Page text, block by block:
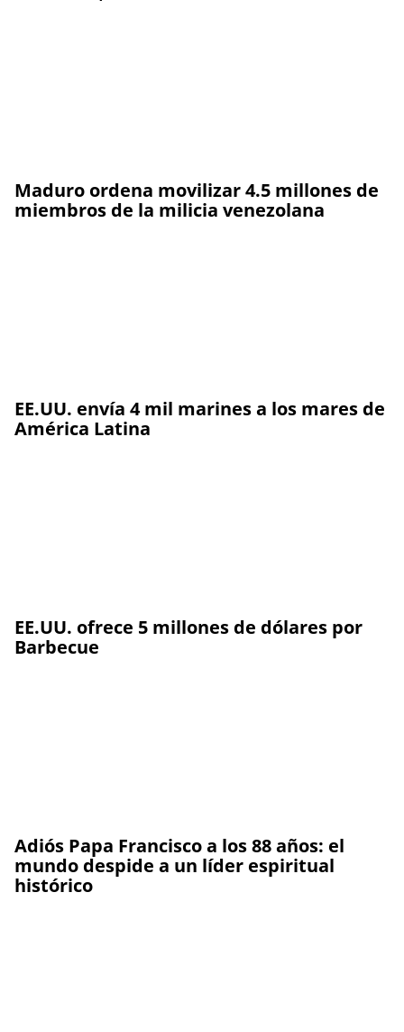
Maduro ordena movilizar 4.5 millones de
miembros de la milicia venezolana
EE.UU. envía 4 mil marines a los mares de
América Latina
EE.UU. ofrece 5 millones de dólares por
Barbecue
Adiós Papa Francisco a los 88 años: el
mundo despide a un líder espiritual
histórico